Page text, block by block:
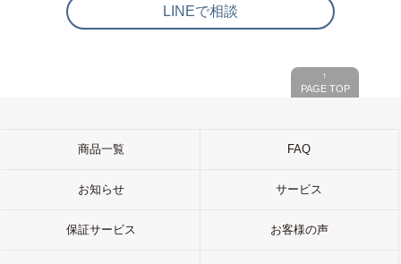
LINEで相談
↑
PAGE TOP
商品一覧 FAQ
お知らせ サービス
保証サービス お客様の声